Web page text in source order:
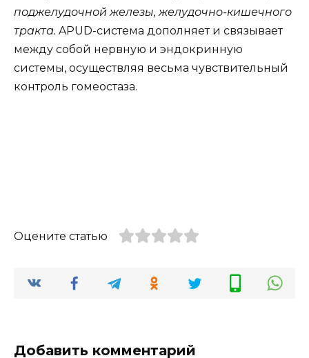
поджелудочной железы, желудочно-кишечного
тракта. APUD-система дополняет и связывает
между собой нервную и эндокринную
системы, осуществляя весьма чувствительный
контроль гомеостаза.
Оцените статью
Добавить комментарий